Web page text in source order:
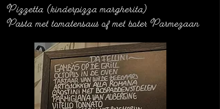
Pizzetta (kinderpizza margherita)
Pasta met tomatensaus of met boter Parmezaan